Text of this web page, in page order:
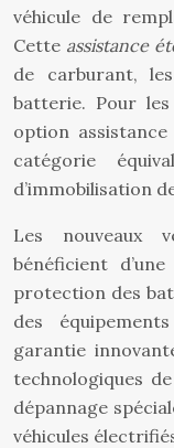
véhicule de
Cette assistance
de carburant,
batterie. Pour les
option
catégorie
d’immobilisation
Les nouveaux
bénéficient
protection des
des
garantie
technologiques
dépannage
véhicules